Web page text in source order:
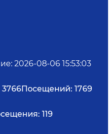
: 2026-08-06 15:53:03
3766Посещений: 1769
119